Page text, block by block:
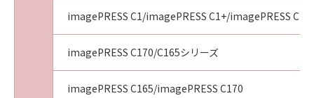
imagePRESS C1/imagePRESS C1+/imagePRESS
imagePRESS C170/C165シリーズ
imagePRESS C165/imagePRESS C170